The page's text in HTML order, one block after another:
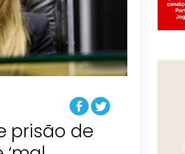
prisão de